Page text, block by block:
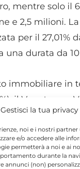
Gestisci la tua privacy
noi e i nostri
e/o accedere alle
permetterà a noi e ai
durante la
annunci (non)
mentre solo il
e 2,5 milioni.
per il 27,01%
durata da 10
immobiliare in
il Veneto con
e la Toscana
Federico
Cepi
provenienti